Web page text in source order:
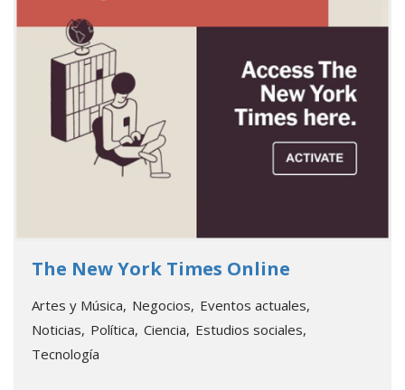
The New York Times Online
Artes y Música Negocios Eventos actuales
Noticias Política Ciencia Estudios sociales
Tecnología